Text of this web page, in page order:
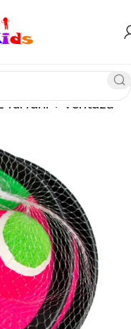
farfurii + ventuză